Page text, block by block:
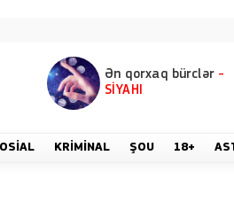
Ən qorxaq bürclər -
SİYAHI
KRIMINAL ŞOU 18+